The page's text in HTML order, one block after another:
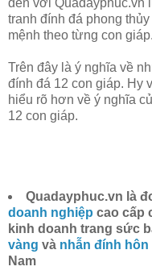
tranh đính đá phong
mệnh theo từng con giáp.
Trên đây là ý nghĩa về
đính đá 12 con giáp. Hy
hiểu rõ hơn về ý nghĩa
12 con giáp.
Quadayphuc.vn là
doanh nghiệp cao cấp
kinh doanh trang sức
vàng và nhẫn đính hôn
Nam